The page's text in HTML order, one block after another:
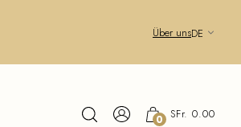
Über unsDE
0 SFr. 0.00